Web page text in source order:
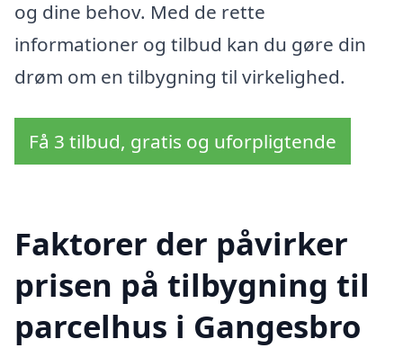
og dine behov. Med de rette
informationer og tilbud kan du gøre din
drøm om en tilbygning til virkelighed.
Få 3 tilbud, gratis og uforpligtende
Faktorer der påvirker
prisen på tilbygning til
parcelhus i Gangesbro